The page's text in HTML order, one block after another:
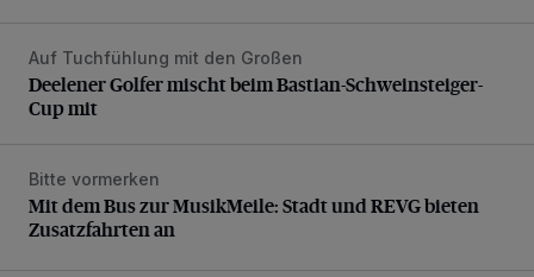
Deelener Golfer mischt beim Bastian-Schweinsteiger-
Auf Tuchfühlung mit den Großen
Deelener Golfer mischt beim Bastian-Schweinsteiger-
Cup mit
Mit dem Bus zur MusikMeile: Stadt und REVG bieten
Bitte vormerken
Mit dem Bus zur MusikMeile: Stadt und REVG bieten
Zusatzfahrten an